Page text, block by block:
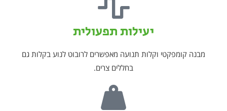
יעילות תפעולית
מבנה קומפקטי וקלות תנועה מאפשרים לרובוט לנוע בקלות גם
בחללים צרים.